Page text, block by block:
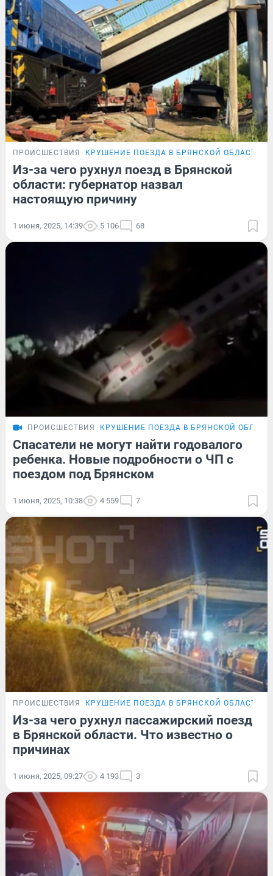
ПРОИСШЕСТВИЯ КРУШЕНИЕ ПОЕЗДА В БРЯНСКОЙ ОБЛАСТИ
Из-за чего рухнул поезд в Брянской
области: губернатор назвал
настоящую причину
1 июня, 2025, 14:39 5 106 68
ПРОИСШЕСТВИЯ КРУШЕНИЕ ПОЕЗДА В БРЯНСКОЙ
Спасатели не могут найти годовалого
ребенка. Новые подробности о ЧП с
поездом под Брянском
1 июня, 2025, 10:38 4 559 7
ПРОИСШЕСТВИЯ КРУШЕНИЕ ПОЕЗДА В БРЯНСКОЙ ОБЛАСТИ
Из-за чего рухнул пассажирский поезд
в Брянской области. Что известно о
причинах
1 июня, 2025, 09:27 4 193 3